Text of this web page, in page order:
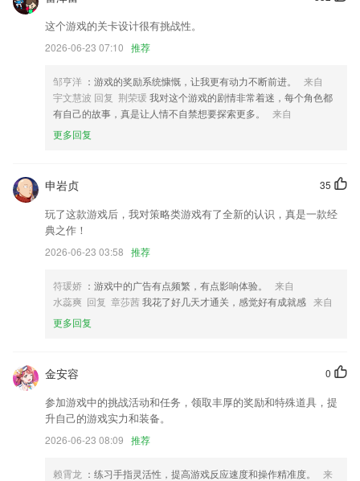
以上就是星空·综合体育的介绍，如果您喜欢这款软件，您可以到应用商
店进行打分评论，说出您的使用经历，以帮助我们更好的对产品进行优化
用不完的优惠券可以转赠给亲朋好友喽。
优化搜索， 支持识别手写字和图片文字搜索
物品出门新增管家确认通行；
增加服务信息模块
联系我们
以上就是g22恒峰app的介绍，如果您喜欢这款软件，您可以到应用商店
进行打分评论，说出您的使用经历，以帮助我们更好的对产品进行优化修
这个游戏的关卡设计很有挑战性。
2026-06-23 07:10 推荐
邹亨洋 ：游戏的奖励系统慷慨，让我更有动力不断前进。
来自
宇文慧波 回复 荆荣瑗我对这个游戏的剧情非常着迷，每个角色都
有自己的故事，真是让人情不自禁想要探索更多。
来自
更多回复
35
申岩贞
玩了这款游戏后，我对策略类游戏有了全新的认识，真是一款经
典之作！
2026-06-23 03:58 推荐
符瑗娇 ：游戏中的广告有点频繁，有点影响体验。
来自
水蕊爽 回复 章莎茜我花了好几天才通关，感觉好有成就感 来自
更多回复
0
金安容
参加游戏中的挑战活动和任务，领取丰厚的奖励和特殊道具，提
升自己的游戏实力和装备。
2026-06-23 08:09 推荐
赖霄龙 ：练习手指灵活性，提高游戏反应速度和操作精准度。
来